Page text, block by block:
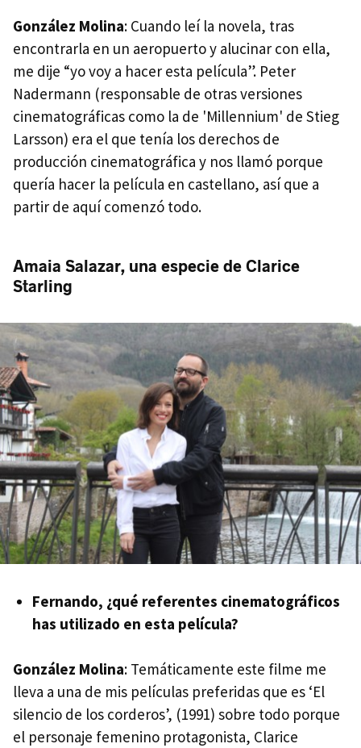
González Molina: Cuando leí la novela, tras
encontrarla en un aeropuerto y alucinar con ella,
me dije “yo voy a hacer esta película”. Peter
Nadermann (responsable de otras versiones
cinematográficas como la de 'Millennium' de Stieg
Larsson) era el que tenía los derechos de
producción cinematográfica y nos llamó porque
quería hacer la película en castellano, así que a
partir de aquí comenzó todo.
Amaia Salazar, una especie de Clarice
Starling
Fernando, ¿qué referentes cinematográficos
has utilizado en esta película?
González Molina: Temáticamente este filme me
lleva a una de mis películas preferidas que es ‘El
silencio de los corderos’, (1991) sobre todo porque
el personaje femenino protagonista, Clarice